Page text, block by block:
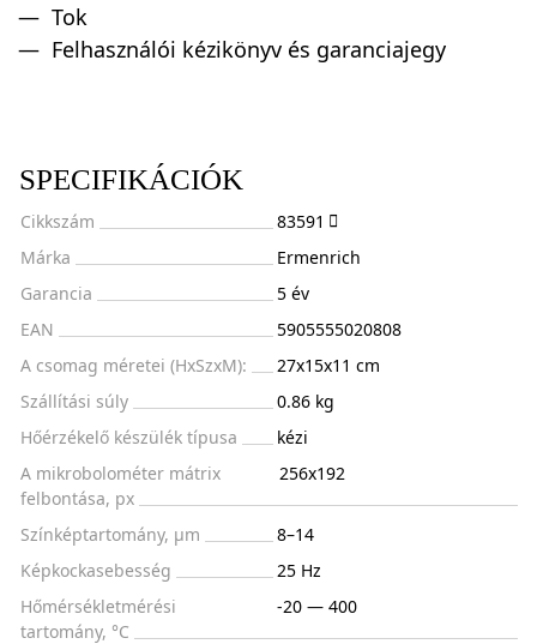
Tok
Felhasználói kézikönyv és garanciajegy
SPECIFIKÁCIÓK
Cikkszám
83591
Márka
Ermenrich
Garancia
5 év
EAN
5905555020808
A csomag méretei (HxSzxM):
27x15x11 cm
Szállítási súly
0.86 kg
Hőérzékelő készülék típusa
kézi
A mikrobolométer mátrix
felbontása, px
256х192
Színképtartomány, μm
8–14
Képkockasebesség
25 Hz
Hőmérsékletmérési
tartomány, °С
-20 — 400